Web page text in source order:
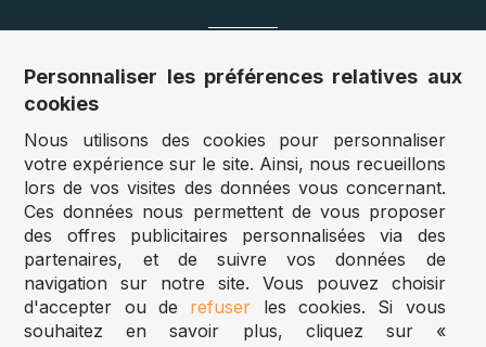
Nos sites
Autriche :www.puzzle.at
Belgique :www.puzzle.be
Royaume Uni :
www.jigsawpuzzle.co.uk
Accès revendeurs / détaillants
Vous avez un magasin ?
Vous souhaitez accéder à nos prix revendeurs ?
Personnaliser les préférences relatives aux
cookies
Nous utilisons des cookies pour personnaliser
votre expérience sur le site. Ainsi, nous recueillons
lors de vos visites des données vous concernant.
Ces données nous permettent de vous proposer
des offres publicitaires personnalisées via des
partenaires, et de suivre vos données de
navigation sur notre site. Vous pouvez choisir
d'accepter ou de refuser les cookies. Si vous
souhaitez en savoir plus, cliquez sur «